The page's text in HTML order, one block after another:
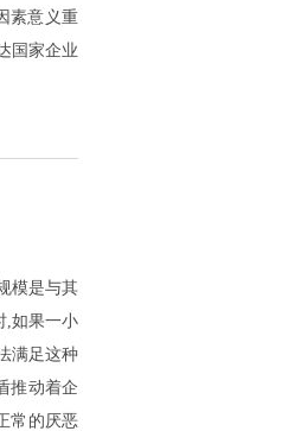
素意义重
国家企业
模是与其
,如果一小
满足这种
推动着企
常的厌恶